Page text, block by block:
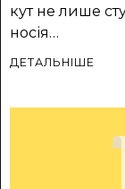
кут не лише
носія…
ДЕТАЛЬНІШЕ